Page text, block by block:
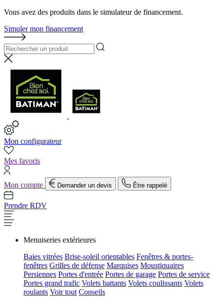
Vous avez des produits dans le simulateur de financement.
Simuler mon financement
Mon configurateur
Mes favoris
Mon compte Demander un devis Être rappelé
Prendre RDV
Menuiseries extérieures
Baies vitrées Brise-soleil orientables Fenêtres & portes-
fenêtres Grilles de défense Marquises Moustiquaires
Persiennes Portes d'entrée Portes de garage Portes de service
Portes grand trafic Volets battants Volets coulissants Volets
roulants Voir tout Conseils